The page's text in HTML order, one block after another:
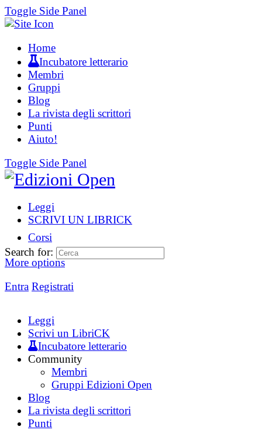
Toggle Side Panel
Home
Incubatore letterario
Membri
Gruppi
Blog
La rivista degli scrittori
Punti
Aiuto!
Toggle Side Panel
Leggi
SCRIVI UN LIBRICK
Corsi
More options
Entra Registrati
Search for:
Leggi
Scrivi un LibriCK
Incubatore letterario
Community
Membri
Gruppi Edizioni Open
Blog
La rivista degli scrittori
Punti